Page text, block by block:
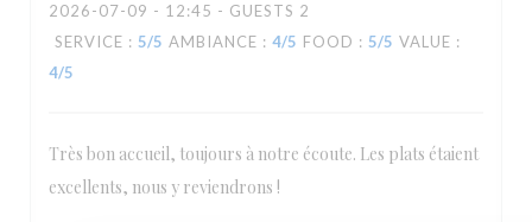
2026-07-09 - 12:45 - GUESTS 2
SERVICE : 5/5 AMBIANCE : 4/5 FOOD : 5/5 VALUE :
4/5
Très bon accueil, toujours à notre écoute. Les plats étaient
excellents, nous y reviendrons !